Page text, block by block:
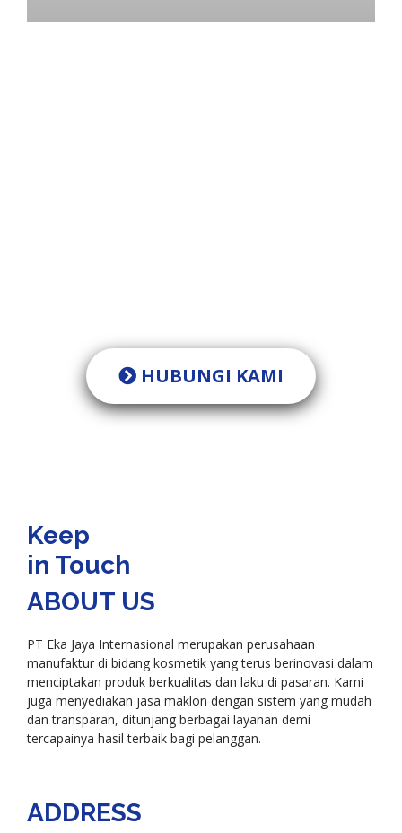
HUBUNGI KAMI
Keep
in Touch
ABOUT US
PT Eka Jaya Internasional merupakan perusahaan
manufaktur di bidang kosmetik yang terus berinovasi dalam
menciptakan produk berkualitas dan laku di pasaran. Kami
juga menyediakan jasa maklon dengan sistem yang mudah
dan transparan, ditunjang berbagai layanan demi
tercapainya hasil terbaik bagi pelanggan.
ADDRESS